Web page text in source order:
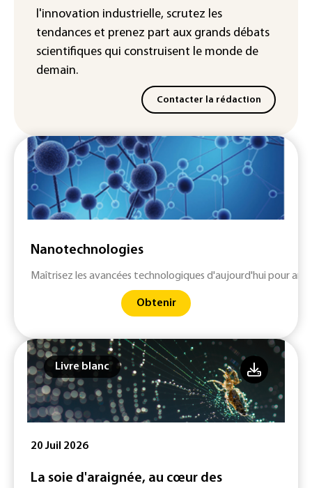
l'innovation industrielle, scrutez les
tendances et prenez part aux grands débats
scientifiques qui construisent le monde de
demain.
Contacter la rédaction
Nanotechnologies
Maîtrisez les avancées technologiques d'aujourd'hui pour
Obtenir
Livre blanc
20 Juil 2026
La soie d'araignée, au cœur des